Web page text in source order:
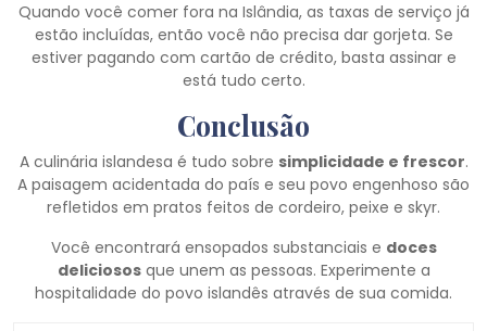
Quando você comer fora na Islândia, as taxas de serviço já
estão incluídas, então você não precisa dar gorjeta. Se
estiver pagando com cartão de crédito, basta assinar e
está tudo certo.
Conclusão
A culinária islandesa é tudo sobre simplicidade e frescor.
A paisagem acidentada do país e seu povo engenhoso são
refletidos em pratos feitos de cordeiro, peixe e skyr.
Você encontrará ensopados substanciais e doces
deliciososque unem as pessoas. Experimente a
hospitalidade do povo islandês através de sua comida.